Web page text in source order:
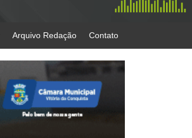
Arquivo Redação Contato